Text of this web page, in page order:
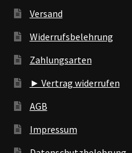
Versand
Widerrufsbelehrung
Zahlungsarten
► Vertrag widerrufen
AGB
Impressum